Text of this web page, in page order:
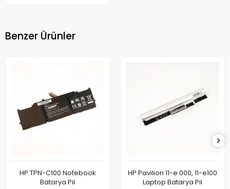
Benzer Ürünler
HP TPN-C100 Notebook
Batarya Pil
HP Pavilion 11-e 000, 11-e100
Laptop Batarya Pil